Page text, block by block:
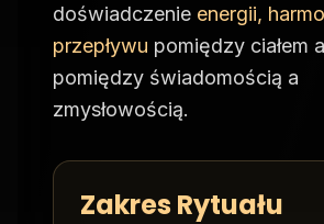
doświadczenie energii,
przepływu pomiędzy ciałem
pomiędzy świadomością a
zmysłowością.
Zakres Rytuału